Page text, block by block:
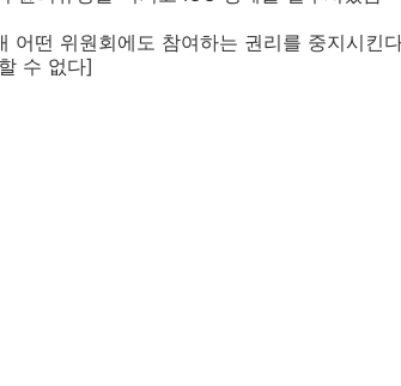
위원회에도 참여하는 권리를 중지시킨
없다]